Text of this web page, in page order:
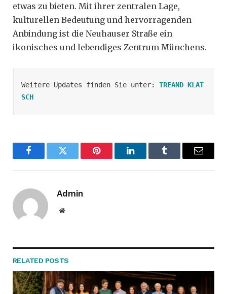
etwas zu bieten. Mit ihrer zentralen Lage,
kulturellen Bedeutung und hervorragenden
Anbindung ist die Neuhauser Straße ein
ikonisches und lebendiges Zentrum Münchens.
Weitere Updates finden Sie unter: TREAND KLAT
SCH
FacebookTwitter Pinterest LinkedInTumblr Email
Admin
Website
RELATED POSTS